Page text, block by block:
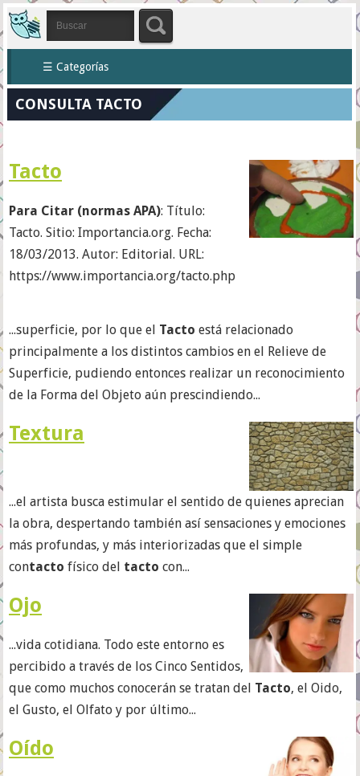
☰ Categorías
CONSULTA TACTO
Tacto
Para Citar (normas APA): Título:
Tacto. Sitio: Importancia.org. Fecha:
18/03/2013. Autor: Editorial. URL:
https://www.importancia.org/tacto.php
...superficie, por lo que el Tacto está relacionado
principalmente a los distintos cambios en el Relieve de
Superficie, pudiendo entonces realizar un reconocimiento
de la Forma del Objeto aún prescindiendo...
Textura
...el artista busca estimular el sentido de quienes aprecian
la obra, despertando también así sensaciones y emociones
más profundas, y más interiorizadas que el simple
contacto físico del tacto con...
Ojo
...vida cotidiana. Todo este entorno es
percibido a través de los Cinco Sentidos,
que como muchos conocerán se tratan del Tacto, el Oido,
el Gusto, el Olfato y por último...
Oído